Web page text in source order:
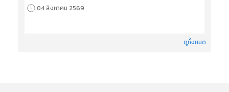
04 สิงหาคม 2569
ดูทั้งหมด